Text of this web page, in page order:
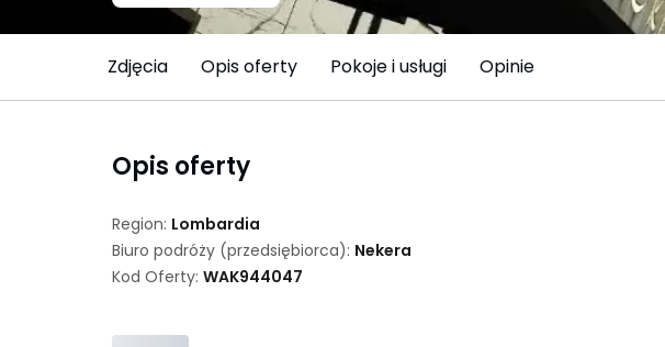
Zdjęcia Opis oferty Pokoje i usługi Opinie
Opis oferty
Region: Lombardia
Biuro podróży (przedsiębiorca): Nekera
Kod Oferty: WAK944047